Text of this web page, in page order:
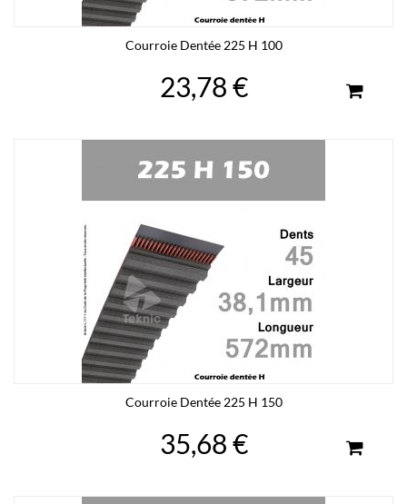
Courroie Dentée 225 H 100
23,78 €
Courroie Dentée 225 H 150
35,68 €